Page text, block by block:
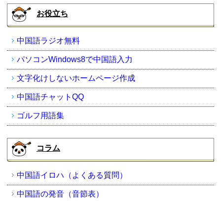
お役立ち
中国語ラジオ無料
パソコンWindows8で中国語入力
文字化けしないホームページ作成
中国語チャットQQ
ゴルフ用語集
コラム
中国語イロハ（よくある質問）
中国語の発音（音節表）